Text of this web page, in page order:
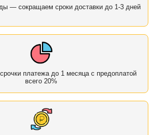
— сокращаем сроки доставки до 1-3 дней
платежа до 1 месяца с предоплатой
всего 20%